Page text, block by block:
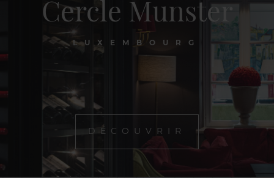
Cercle Munster
LUXEMBOURG
DÉCOUVRIR